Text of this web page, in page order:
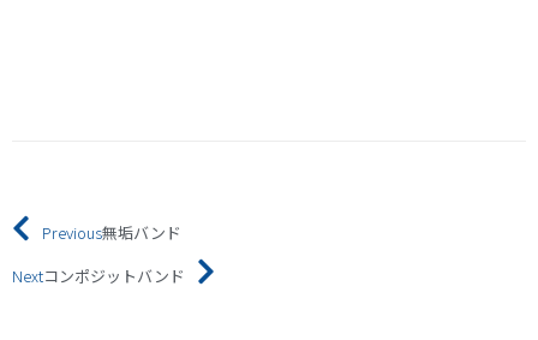
Previous無垢バンド
Nextコンポジットバンド